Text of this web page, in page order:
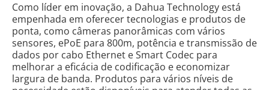
Como líder em inovação, a Dahua Technology está
empenhada em oferecer tecnologias e produtos de
ponta, como câmeras panorâmicas com vários
sensores, ePoE para 800m, potência e transmissão de
dados por cabo Ethernet e Smart Codec para
melhorar a eficácia de codificação e economizar
largura de banda. Produtos para vários níveis de